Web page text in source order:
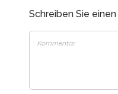
Schreiben Sie